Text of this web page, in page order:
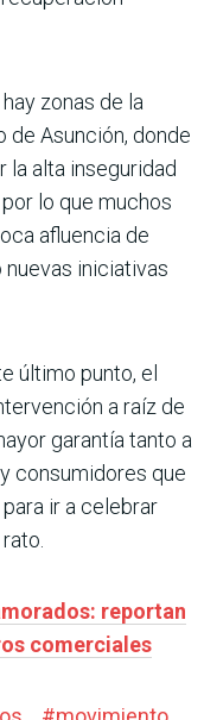
zonas de la
de Asunción, donde
la alta inseguridad
lo que muchos
afluencia de
iniciativas
último punto, el
a raíz de
garantía tanto a
consumidores que
ir a celebrar
reportan
comerciales